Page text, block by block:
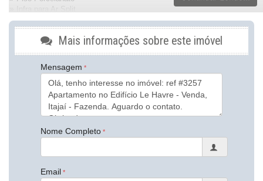
Andar Alto
Área de Serviço
Sacada com Churrasqueira
Sala de Estar
Sala de Jantar
Cozinha
Banheiro Social
Características do Empreendimento
Sala de Jogos
Piscina
Captação de Água
Brinquedoteca
Mais informações sobre este imóvel
Mensagem
Nome Completo
Email